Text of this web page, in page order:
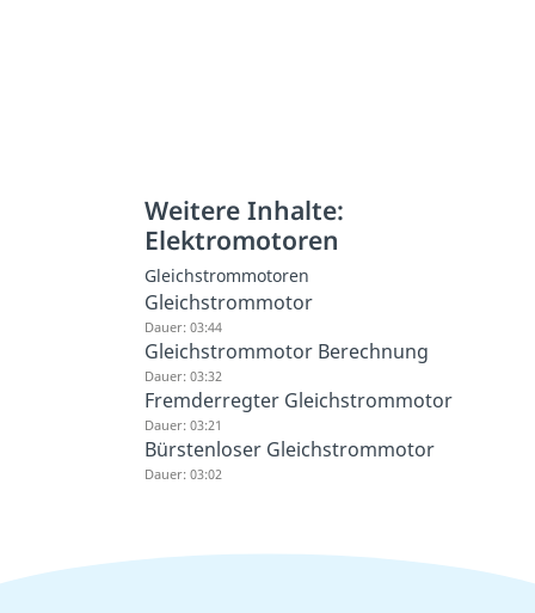
Weitere Inhalte:
Elektromotoren
Gleichstrommotoren
Gleichstrommotor
Dauer: 03:44
Gleichstrommotor Berechnung
Dauer: 03:32
Fremderregter Gleichstrommotor
Dauer: 03:21
Bürstenloser Gleichstrommotor
Dauer: 03:02